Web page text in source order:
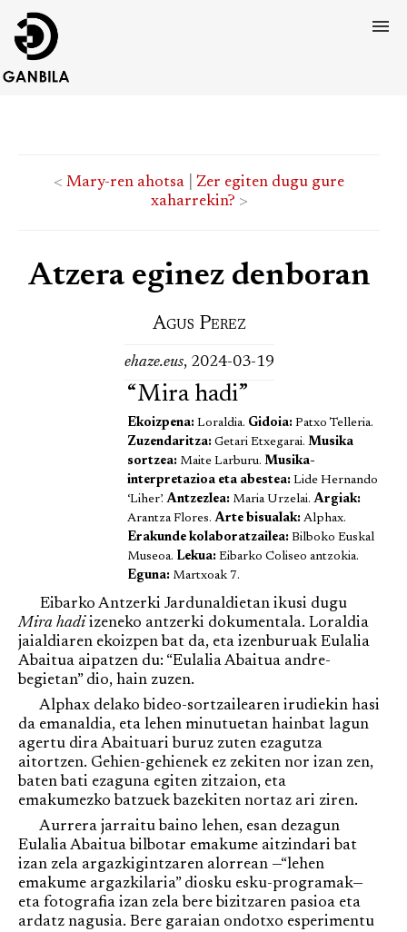
< Mary-ren ahotsa
Zer egiten dugu gure
xaharrekin? >
Atzera eginez denboran
Agus Perez
ehaze.eus, 2024-03-19
“Mira hadi”
Ekoizpena: Loraldia. Gidoia: Patxo Telleria.
Zuzendaritza: Getari Etxegarai. Musika
sortzea: Maite Larburu. Musika-
interpretazioa eta abestea: Lide Hernando
‘Liher’. Antzezlea: Maria Urzelai. Argiak:
Arantza Flores. Arte bisualak: Alphax.
Erakunde kolaboratzailea: Bilboko Euskal
Museoa. Lekua: Eibarko Coliseo antzokia.
Eguna: Martxoak 7.
Eibarko Antzerki Jardunaldietan ikusi dugu
Mira hadi izeneko antzerki dokumentala. Loraldia
jaialdiaren ekoizpen bat da, eta izenburuak Eulalia
Abaitua aipatzen du: “Eulalia Abaitua andre-
begietan” dio, hain zuzen.
Alphax delako bideo-sortzailearen irudiekin hasi
da emanaldia, eta lehen minutuetan hainbat lagun
agertu dira Abaituari buruz zuten ezagutza
aitortzen. Gehien-gehienek ez zekiten nor izan zen,
baten bati ezaguna egiten zitzaion, eta
emakumezko batzuek bazekiten nortaz ari ziren.
Aurrera jarraitu baino lehen, esan dezagun
Eulalia Abaitua bilbotar emakume aitzindari bat
izan zela argazkigintzaren alorrean —“lehen
emakume argazkilaria” diosku esku-programak—
eta fotografia izan zela bere bizitzaren pasioa eta
ardatz nagusia. Bere garaian ondotxo esperimentu